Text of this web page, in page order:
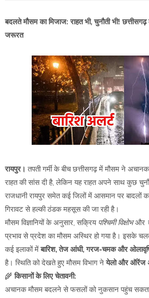
बदलते मौसम का मिजाज: राहत भी, चुनौती भी!
जरूरत
रायपुर। तपती गर्मी के बीच छत्तीसगढ़ में मौसम ने
राहत की सांस दी है, लेकिन यह राहत अपने साथ कुछ
राजधानी रायपुर समेत कई जिलों में आसमान पर बादलों
गिरावट से हल्की ठंडक महसूस की जा रही है।
मौसम विज्ञानियों के अनुसार, सक्रिय पश्चिमी विक्षोभऔर
प्रभाव से प्रदेश का मौसम अस्थिर हो गया है। इसके
कई इलाकों मेंबारिश, तेज आंधी, गरज-चमक और
है। स्थिति को देखते हुए मौसम विभाग नेयेलो और ऑरेंज
🌾किसानों के लिए चेतावनी:
अचानक मौसम बदलने से फसलों को नुकसान पहुंच